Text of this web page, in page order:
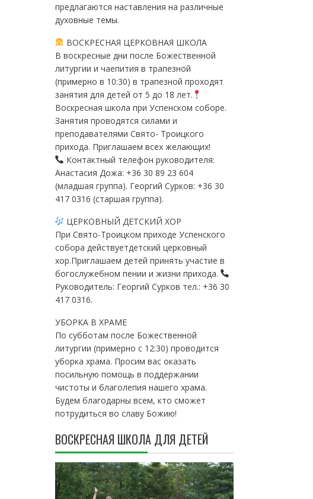
предлагаются наставления на различные
духовные темы.
ВОСКРЕСНАЯ ЦЕРКОВНАЯ ШКОЛА
В воскресные дни после Божественной
литургии и чаепития в трапезной
(примерно в 10:30) в трапезной проходят
занятия для детей от 5 до 18 лет.
Воскресная школа при Успенском соборе.
Занятия проводятся силами и
преподавателями Свято- Троицкого
прихода. Приглашаем всех желающих!
Контактный телефон руководителя:
Анастасия Дожа: +36 30 89 23 604
(младшая группа). Георгий Сурков: +36 30
417 0316 (старшая группа).
ЦЕРКОВНЫЙ ДЕТСКИЙ ХОР
При Свято-Троицком приходе Успенского
собора действуетдетский церковный
хор.Приглашаем детей принять участие в
богослужебном пении и жизни прихода.
Руководитель: Георгий Сурков тел.: +36 30
417 0316.
УБОРКА В ХРАМЕ
По субботам после Божественной
литургии (примерно с 12:30) проводится
уборка храма. Просим вас оказать
посильную помощь в поддержании
чистоты и благолепия нашего храма.
Будем благодарны всем, кто сможет
потрудиться во славу Божию!
ВОСКРЕСНАЯ ШКОЛА ДЛЯ ДЕТЕЙ